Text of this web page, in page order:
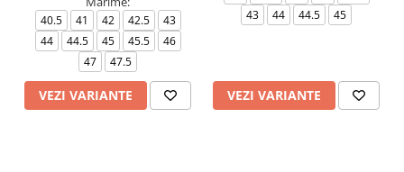
40.5 41 42 42.5
43
44
44.5 45 45.5
46
47
47.5
VEZI VARIANTE
43
44 44.5 45
VEZI VARIANTE